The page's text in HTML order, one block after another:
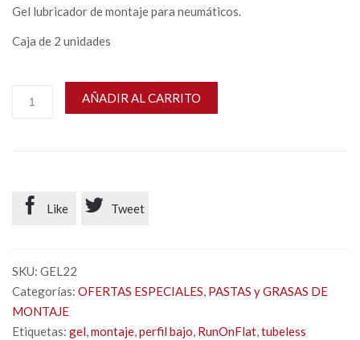
Gel lubricador de montaje para neumáticos.
Caja de 2 unidades
AÑADIR AL CARRITO
 Like  Tweet
SKU: GEL22
Categorías: OFERTAS ESPECIALES, PASTAS y GRASAS DE
MONTAJE
Etiquetas: gel,montaje,perfil bajo, RunOnFlat,tubeless